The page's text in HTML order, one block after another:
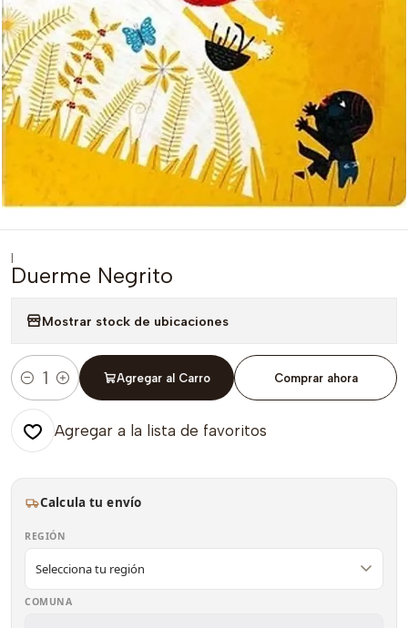
|
Duerme Negrito
Mostrar stock de ubicaciones
Cantidad
Agregar al Carro Comprar ahora
Agregar a la lista de favoritos
Calcula tu envío
REGIÓN
COMUNA